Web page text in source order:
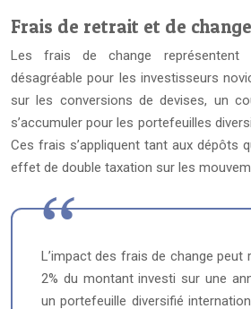
Frais de retrait et de
Les frais de change représentent
désagréable pour les investisseurs
sur les conversions de devises, un
s’accumuler pour les portefeuilles
Ces frais s’appliquent tant aux dépôts
effet de double taxation sur les
L’impact des frais de change peut
2% du montant investi sur une
un portefeuille diversifié